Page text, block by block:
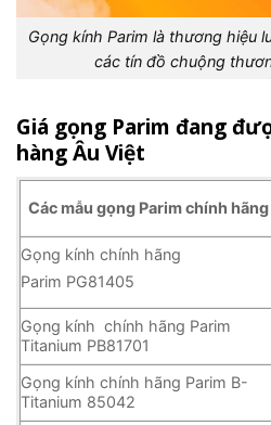
Gọng kính Parim là thương hiệu
các tín đồ chuộng
Giá gọng Parim đang
hàng Âu Việt
Các mẫu gọng Parim chính hãng
Gọng kính chính hãng
Parim PG81405
Gọng kính chính hãng Parim
Titanium PB81701
Gọng kính chính hãng Parim B-
Titanium 85042